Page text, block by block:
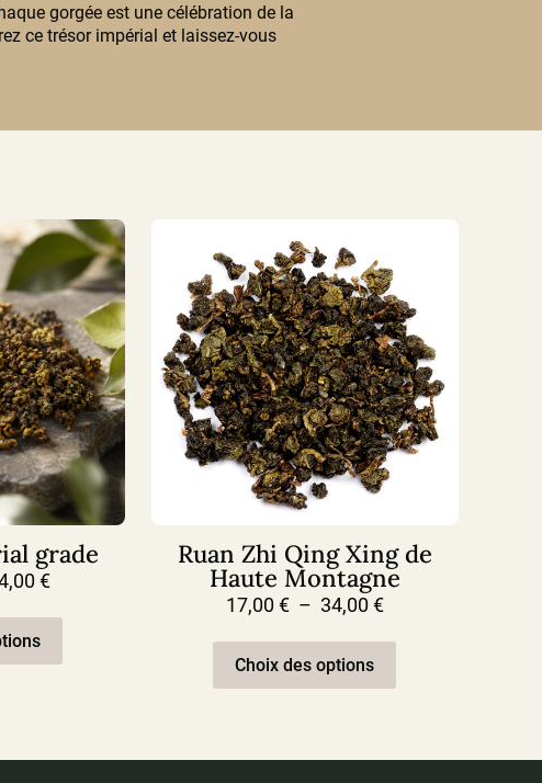
gorgée est une célébration de la
ce trésor impérial et laissez-vous
grade
€Plage
prix :
à
Ruan Zhi Qing Xing de
Haute Montagne
17,00 € – 34,00 €Plage
prix :
à
Choix des options